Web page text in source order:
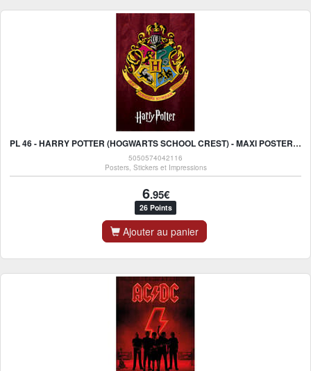
PL 46 - HARRY POTTER (HOGWARTS SCHOOL CREST) - MAXI POSTER 91X61CM
5050574042116
Posters, Stickers et Impressions
6.95€
26 Points
Ajouter au panier